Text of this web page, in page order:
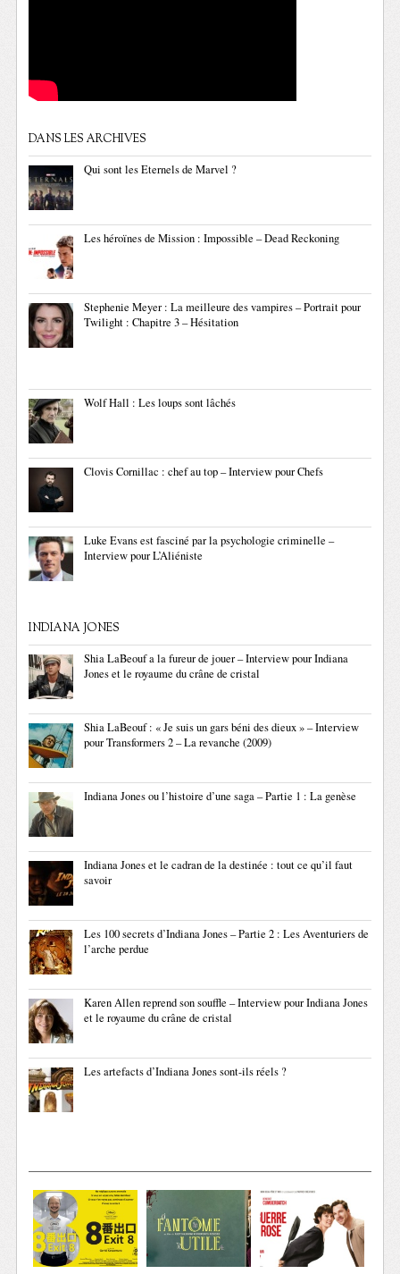
DANS LES ARCHIVES
Qui sont les Eternels de Marvel ?
Les héroïnes de Mission : Impossible – Dead Reckoning
Stephenie Meyer : La meilleure des vampires – Portrait pour
Twilight : Chapitre 3 – Hésitation
Wolf Hall : Les loups sont lâchés
Clovis Cornillac : chef au top – Interview pour Chefs
Luke Evans est fasciné par la psychologie criminelle –
Interview pour L’Aliéniste
INDIANA JONES
Shia LaBeouf a la fureur de jouer – Interview pour Indiana
Jones et le royaume du crâne de cristal
Shia LaBeouf : « Je suis un gars béni des dieux » – Interview
pour Transformers 2 – La revanche (2009)
Indiana Jones ou l’histoire d’une saga – Partie 1 : La genèse
Indiana Jones et le cadran de la destinée : tout ce qu’il faut
savoir
Les 100 secrets d’Indiana Jones – Partie 2 : Les Aventuriers de
l’arche perdue
Karen Allen reprend son souffle – Interview pour Indiana Jones
et le royaume du crâne de cristal
Les artefacts d’Indiana Jones sont-ils réels ?